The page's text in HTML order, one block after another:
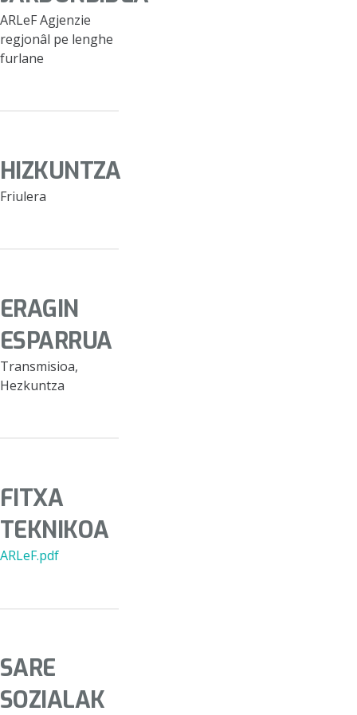
ARLeF Agjenzie
regjonâl pe lenghe
furlane
HIZKUNTZA
Friulera
ERAGIN
ESPARRUA
Transmisioa,
Hezkuntza
FITXA
TEKNIKOA
ARLeF.pdf
SARE
SOZIALAK